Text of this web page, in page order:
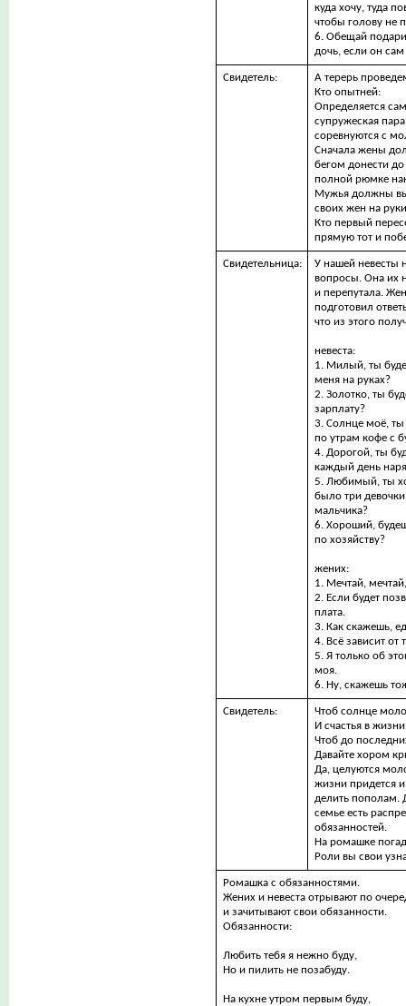
куда хочу, туда
чтобы голову не
6. Обещай
дочь, если он сам
Свидетель:
А терерь
Кто опытней:
Определяется
супружеская
соревнуются с
Сначала жены
бегом донести
полной рюмке
Мужья должны
своих жен на
Кто первый
прямую тот и
Свидетельница:
У нашей невесты
вопросы. Она их
и перепутала.
подготовил
что из этого
невеста:
1. Милый, ты
меня на руках?
2. Золотко, ты
зарплату?
3. Солнце моё, ты
по утрам кофе с
4. Дорогой, ты
каждый день
5. Любимый, ты
было три
мальчика?
6. Хороший,
по хозяйству?
жених:
1. Мечтай,
2. Если будет
плата.
3. Как скажешь,
4. Всё зависит от
5. Я только об
моя.
6. Ну, скажешь
Свидетель:
Чтоб солнце
И счастья в
Чтоб до
Давайте хором
Да, целуются
жизни придется и
делить пополам.
семье есть
обязанностей.
На ромашке
Роли вы свои
Ромашка с обязанностями.
Жених и невеста отрывают по
и зачитывают свои обязанности.
Обязанности:
Любить тебя я нежно буду,
Но и пилить не позабуду.
На кухне утром первым буду,